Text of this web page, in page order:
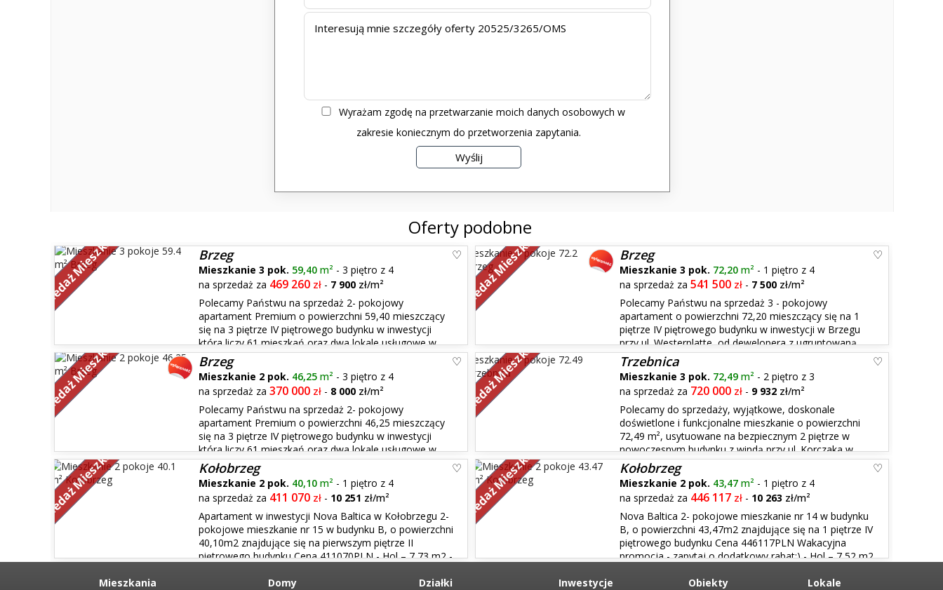
Wyrażam zgodę na przetwarzanie moich danych osobowych w
zakresie koniecznym do przetworzenia zapytania.
Oferty podobne
Sprzedaż Mieszkań Brzeg
Mieszkanie 3 pok. 59,40 m² - 3 piętro z 4
na sprzedaż za 469 260 zł - 7 900 zł/m²
Polecamy Państwu na sprzedaż 2- pokojowy
apartament Premium o powierzchni 59,40 mieszczący
się na 3 piętrze IV piętrowego budynku w inwestycji
która liczy 61 mieszkań oraz dwa lokale usługowe w
Brzegu przy ul. Trzech Kotwic, od dewelopera z ugruntowaną pozycją na rynku
nieruchomości działającego w ...
Sprzedaż Mieszkań Brzeg
Mieszkanie 3 pok. 72,20 m² - 1 piętro z 4
na sprzedaż za 541 500 zł - 7 500 zł/m²
Polecamy Państwu na sprzedaż 3 - pokojowy
apartament o powierzchni 72,20 mieszczący się na 1
piętrze IV piętrowego budynku w inwestycji w Brzegu
przy ul. Westerplatte, od dewelopera z ugruntowaną
pozycją na rynku nieruchomości działającego w branży od 2014 roku odznaczającego
się tym iż wykorzystuj...
Sprzedaż Mieszkań Brzeg
Mieszkanie 2 pok. 46,25 m² - 3 piętro z 4
na sprzedaż za 370 000 zł - 8 000 zł/m²
Polecamy Państwu na sprzedaż 2- pokojowy
apartament Premium o powierzchni 46,25 mieszczący
się na 3 piętrze IV piętrowego budynku w inwestycji
która liczy 61 mieszkań oraz dwa lokale usługowe w
Brzegu przy ul. Trzech Kotwic, od dewelopera z ugruntowaną pozycją na rynku
nieruchomości działającego w ...
Sprzedaż Mieszkań Trzebnica
Mieszkanie 3 pok. 72,49 m² - 2 piętro z 3
na sprzedaż za 720 000 zł - 9 932 zł/m²
Polecamy do sprzedaży, wyjątkowe, doskonale
doświetlone i funkcjonalne mieszkanie o powierzchni
72,49 m², usytuowane na bezpiecznym 2 piętrze w
nowoczesnym budynku z windą przy ul. Korczaka w
Trzebnicy. Nieruchomość zachwyca wyjątkowym położeniem w otoczeniu zieleni,
gwarantującym ciszę i spokój, a ...
Sprzedaż Mieszkań Kołobrzeg
Mieszkanie 2 pok. 40,10 m² - 1 piętro z 4
na sprzedaż za 411 070 zł - 10 251 zł/m²
Apartament w inwestycji Nova Baltica w Kołobrzegu 2-
pokojowe mieszkanie nr 15 w budynku B, o powierzchni
40,10m2 znajdujące się na pierwszym piętrze II
piętrowego budynku Cena 411070PLN - Hol – 7,73 m2 -
Balkon -6...
Sprzedaż Mieszkań Kołobrzeg
Mieszkanie 2 pok. 43,47 m² - 1 piętro z 4
na sprzedaż za 446 117 zł - 10 263 zł/m²
Nova Baltica 2- pokojowe mieszkanie nr 14 w budynku
B, o powierzchni 43,47m2 znajdujące się na 1 piętrze IV
piętrowego budynku Cena 446117PLN Wakacyjna
promocja - zapytaj o dodatkowy rabat:) - Hol – 7,52 m2
Mieszkania
Domy
Działki
Inwestycje
Obiekty
Lokale